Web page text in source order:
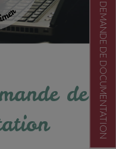
DEMANDE DE DOCUMENTATION
de